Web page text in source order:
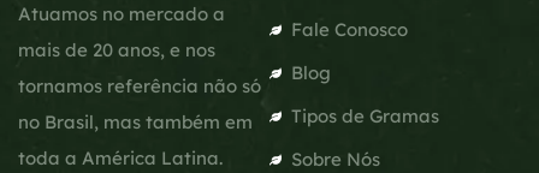
Atuamos no mercado a
mais de 20 anos, e nos
tornamos referência não só
no Brasil, mas também em
toda a América Latina.
Fale Conosco
Blog
Tipos de Gramas
Sobre Nós